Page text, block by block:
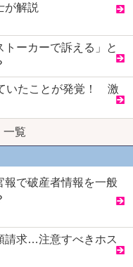
が解説
ーカーで訴える」と
いたことが発覚！ 激
一覧
報で破産者情報を一般
請求…注意すべきホス